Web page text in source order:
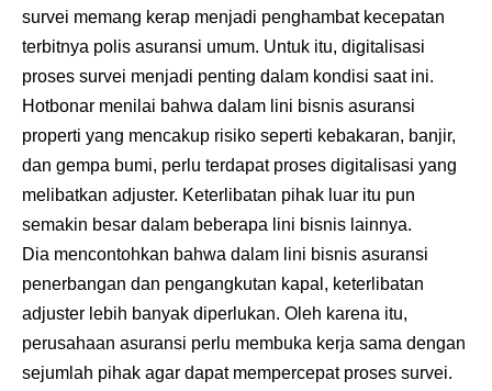
survei memang kerap menjadi penghambat kecepatan
terbitnya polis asuransi umum. Untuk itu, digitalisasi
proses survei menjadi penting dalam kondisi saat ini.
Hotbonar menilai bahwa dalam lini bisnis asuransi
properti yang mencakup risiko seperti kebakaran, banjir,
dan gempa bumi, perlu terdapat proses digitalisasi yang
melibatkan adjuster. Keterlibatan pihak luar itu pun
semakin besar dalam beberapa lini bisnis lainnya.
Dia mencontohkan bahwa dalam lini bisnis asuransi
penerbangan dan pengangkutan kapal, keterlibatan
adjuster lebih banyak diperlukan. Oleh karena itu,
perusahaan asuransi perlu membuka kerja sama dengan
sejumlah pihak agar dapat mempercepat proses survei.